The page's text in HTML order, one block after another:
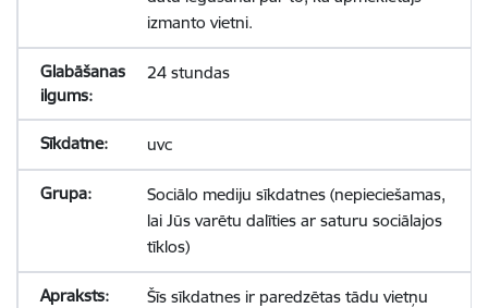
izmanto vietni.
24 stundas
uvc
Sociālo mediju sīkdatnes (nepieciešamas,
lai Jūs varētu dalīties ar saturu sociālajos
tīklos)
Šīs sīkdatnes ir paredzētas tādu vietņu